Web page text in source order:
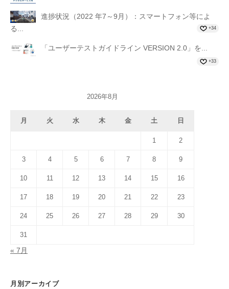
進捗状況（2022 年7～9月）：スマートフォン等によ
る...
+34
「ユーザーテストガイドライン VERSION 2.0」を...
+33
2026年8月
月 火 水 木 金 土 日
1 2
3 4 5 6 7 8 9
10 11 12 13 14 15 16
17 18 19 20 21 22 23
24 25 26 27 28 29 30
31
« 7月
月別アーカイブ